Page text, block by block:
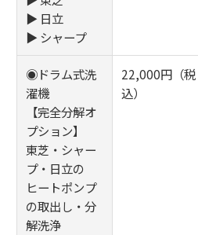
▶ 日立
▶ シャープ
◉ドラム式洗
濯機
【完全分解オ
プション】
東芝・シャー
プ・日立の
ヒートポンプ
の取出し・分
解洗浄
22,000円（税
込）